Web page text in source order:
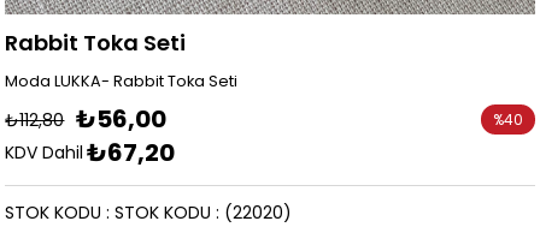
Rabbit Toka Seti
Moda LUKKA- Rabbit Toka Seti
₺112,80 ₺56,00
KDV Dahil ₺67,20
%40
(22020)
STOK KODU STOK KODU